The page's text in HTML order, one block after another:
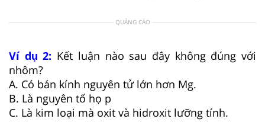
QUẢNG CÁO
Ví dụ 2: Kết luận nào sau đây không đúng với
nhôm?
A. Có bán kính nguyên tử lớn hơn Mg.
B. Là nguyên tố họ p
C. Là kim loại mà oxit và hidroxit lưỡng tính.